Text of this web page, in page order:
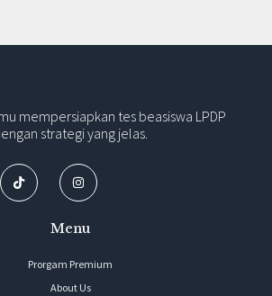
mempersiapkan tes beasiswa LPDP
strategi yang jelas.
Menu
Prorgam Premium
About Us